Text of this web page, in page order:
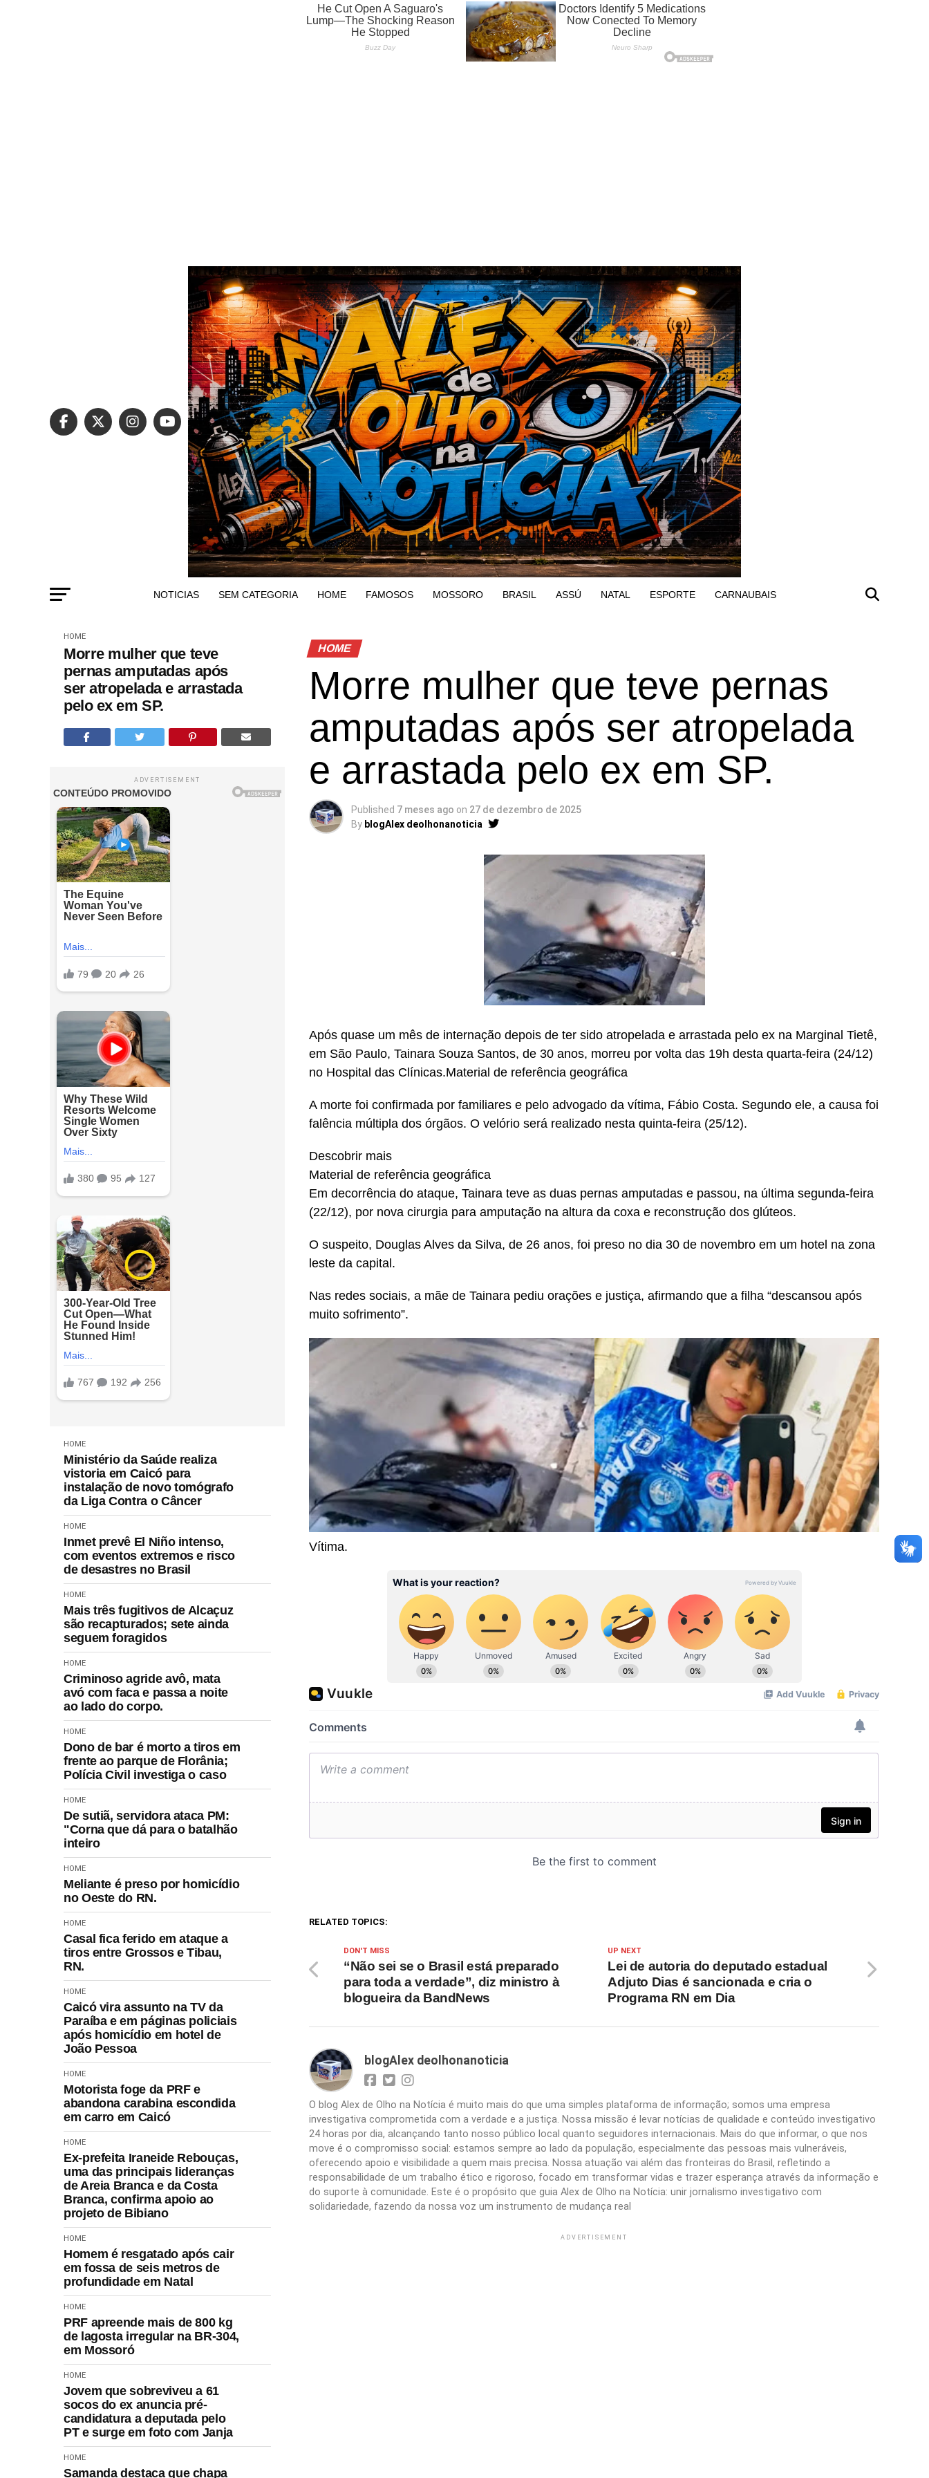
NOTICIAS SEM CATEGORIA HOME FAMOSOS MOSSORO BRASIL ASSÚ NATAL ESPORTE CARNAUBAIS
HOME
Morre mulher que teve
pernas amputadas após
ser atropelada e arrastada
pelo ex em SP.
ADVERTISEMENT
HOME
Ministério da Saúde realiza
vistoria em Caicó para
instalação de novo tomógrafo
da Liga Contra o Câncer
HOME
Inmet prevê El Niño intenso,
com eventos extremos e risco
de desastres no Brasil
HOME
Mais três fugitivos de Alcaçuz
são recapturados; sete ainda
seguem foragidos
HOME
Criminoso agride avô, mata
avó com faca e passa a noite
ao lado do corpo.
HOME
Dono de bar é morto a tiros em
frente ao parque de Florânia;
Polícia Civil investiga o caso
HOME
De sutiã, servidora ataca PM:
"Corna que dá para o batalhão
inteiro
HOME
Meliante é preso por homicídio
no Oeste do RN.
HOME
Casal fica ferido em ataque a
tiros entre Grossos e Tibau,
RN.
HOME
Caicó vira assunto na TV da
Paraíba e em páginas policiais
após homicídio em hotel de
João Pessoa
HOME
Motorista foge da PRF e
abandona carabina escondida
em carro em Caicó
HOME
Ex-prefeita Iraneide Rebouças,
uma das principais lideranças
de Areia Branca e da Costa
Branca, confirma apoio ao
projeto de Bibiano
HOME
Homem é resgatado após cair
em fossa de seis metros de
profundidade em Natal
HOME
PRF apreende mais de 800 kg
de lagosta irregular na BR-304,
em Mossoró
HOME
Jovem que sobreviveu a 61
socos do ex anuncia pré-
candidatura a deputada pelo
PT e surge em foto com Janja
HOME
Samanda destaca que chapa
HOME
Morre mulher que teve pernas
amputadas após ser atropelada
e arrastada pelo ex em SP.
Published 7 meses ago on 27 de dezembro de 2025
By blogAlex deolhonanoticia
Após quase um mês de internação depois de ter sido atropelada e arrastada pelo ex na Marginal Tietê,
em São Paulo, Tainara Souza Santos, de 30 anos, morreu por volta das 19h desta quarta-feira (24/12)
no Hospital das Clínicas.Material de referência geográfica
A morte foi confirmada por familiares e pelo advogado da vítima, Fábio Costa. Segundo ele, a causa foi
falência múltipla dos órgãos. O velório será realizado nesta quinta-feira (25/12).
Descobrir mais
Material de referência geográfica
Em decorrência do ataque, Tainara teve as duas pernas amputadas e passou, na última segunda-feira
(22/12), por nova cirurgia para amputação na altura da coxa e reconstrução dos glúteos.
O suspeito, Douglas Alves da Silva, de 26 anos, foi preso no dia 30 de novembro em um hotel na zona
leste da capital.
Nas redes sociais, a mãe de Tainara pediu orações e justiça, afirmando que a filha “descansou após
muito sofrimento”.
Vítima.
RELATED TOPICS:
UP NEXT
Lei de autoria do deputado estadual
Adjuto Dias é sancionada e cria o
Programa RN em Dia
DON'T MISS
“Não sei se o Brasil está preparado
para toda a verdade”, diz ministro à
blogueira da BandNews
blogAlex deolhonanoticia
O blog Alex de Olho na Notícia é muito mais do que uma simples plataforma de informação; somos uma empresa
investigativa comprometida com a verdade e a justiça. Nossa missão é levar notícias de qualidade e conteúdo investigativo
24 horas por dia, alcançando tanto nosso público local quanto seguidores internacionais. Mais do que informar, o que nos
move é o compromisso social: estamos sempre ao lado da população, especialmente das pessoas mais vulneráveis,
oferecendo apoio e visibilidade a quem mais precisa. Nossa atuação vai além das fronteiras do Brasil, refletindo a
responsabilidade de um trabalho ético e rigoroso, focado em transformar vidas e trazer esperança através da informação e
do suporte à comunidade. Este é o propósito que guia Alex de Olho na Notícia: unir jornalismo investigativo com
solidariedade, fazendo da nossa voz um instrumento de mudança real
ADVERTISEMENT